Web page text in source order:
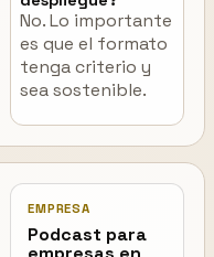
No. Lo importante
es que el formato
tenga criterio y
sea sostenible.
EMPRESA
Podcast para